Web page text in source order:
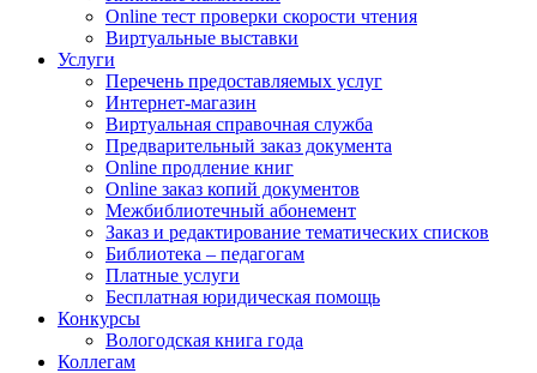
Online тест проверки скорости чтения
Виртуальные выставки
Услуги
Перечень предоставляемых услуг
Интернет-магазин
Виртуальная справочная служба
Предварительный заказ документа
Online продление книг
Online заказ копий документов
Межбиблиотечный абонемент
Заказ и редактирование тематических списков
Библиотека – педагогам
Платные услуги
Бесплатная юридическая помощь
Конкурсы
Вологодская книга года
Коллегам